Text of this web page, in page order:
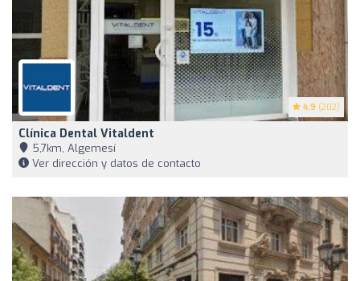
4.9 (202)
Clínica Dental Vitaldent
5,7km, Algemesí
Ver dirección y datos de contacto